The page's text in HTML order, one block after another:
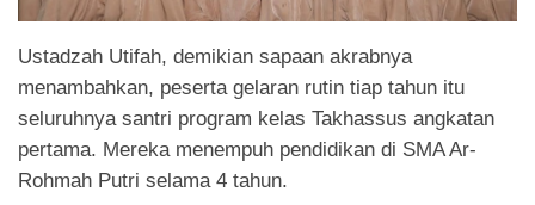
Ustadzah Utifah, demikian sapaan akrabnya
menambahkan, peserta gelaran rutin tiap tahun itu
seluruhnya santri program kelas Takhassus angkatan
pertama. Mereka menempuh pendidikan di SMA Ar-
Rohmah Putri selama 4 tahun.